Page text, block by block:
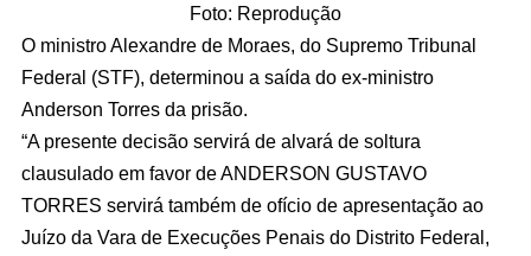
Foto: Reprodução
O ministro Alexandre de Moraes, do Supremo Tribunal
Federal (STF), determinou a saída do ex-ministro
Anderson Torres da prisão.
“A presente decisão servirá de alvará de soltura
clausulado em favor de ANDERSON GUSTAVO
TORRES servirá também de ofício de apresentação ao
Juízo da Vara de Execuções Penais do Distrito Federal,